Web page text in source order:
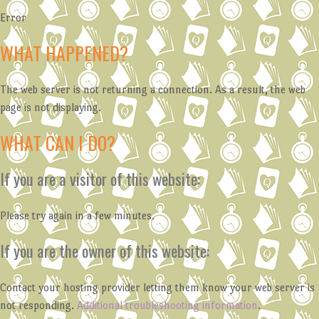
Error
WHAT HAPPENED?
The web server is not returning a connection. As a result, the web
page is not displaying.
WHAT CAN I DO?
If you are a visitor of this website:
Please try again in a few minutes.
If you are the owner of this website:
Contact your hosting provider letting them know your web server is
not responding. Additional troubleshooting information.